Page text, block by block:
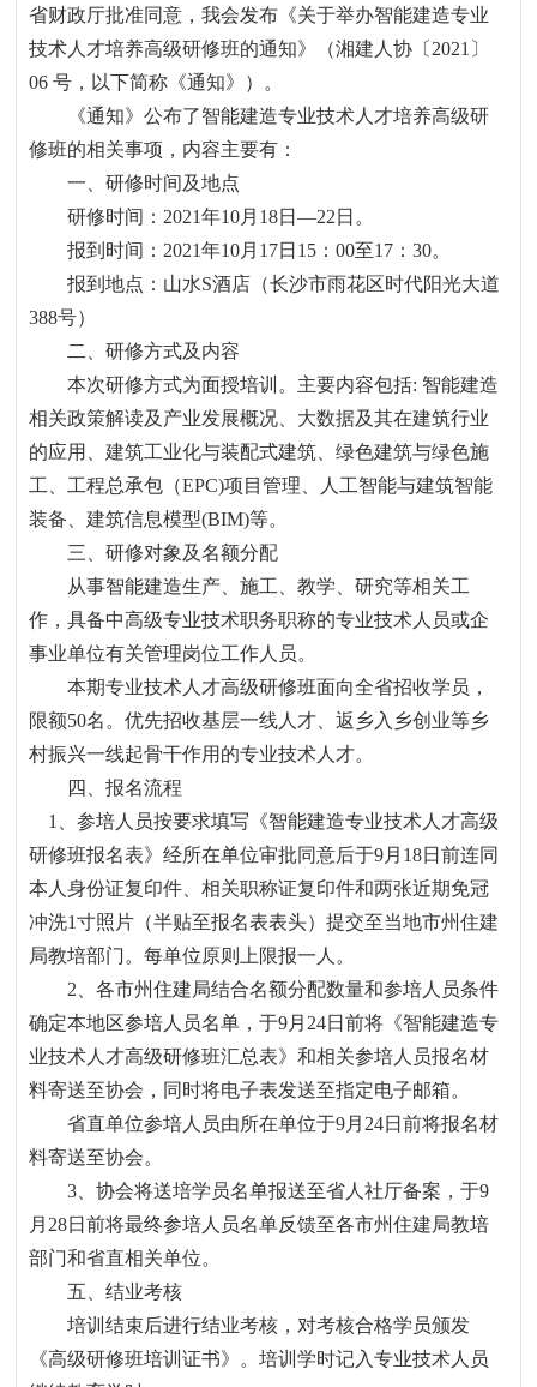
省财政厅批准同意，我会发布《关于举办智能建造专业
技术人才培养高级研修班的通知》（湘建人协〔 2021 〕
06号，以下简称《通知》）。
《通知》公布了智能建造专业技术人才培养高级研
修班的相关事项，内容主要有：
一、研修时间及地点
研修时间： 2021年10月 18日—22 日。
报到时间： 2021年10月 17日 15 ：00至17 ：30。
报到地点：山水S酒店（长沙市雨花区时代阳光大道
388号）
二、研修方式及内容
本次研修方式为面授培训。主要内容包括: 智能建造
相关政策解读及产业发展概况、大数据及其在建筑行业
的应用、建筑工业化与装配式建筑、绿色建筑与绿色施
工、工程总承包（EPC)项目管理、人工智能与建筑智能
装备、建筑信息模型(BIM)等。
三、研修对象及名额分配
从事智能建造生产、施工、教学、研究等相关工
作，具备中高级专业技术职务职称的专业技术人员或企
事业单位有关管理岗位工作人员。
本期专业技术人才高级研修班面向全省招收学员，
限额50名。优先招收基层一线人才、返乡入乡创业等乡
村振兴一线起骨干作用的专业技术人才。
四、报名流程
1
、参培人员按要求填写《智能建造专业技术人才高级
研修班报名表》经所在单位审批同意后于9月 18日前连同
本人身份证复印件、相关职称证复印件和两张近期免冠
冲洗1寸照片（半贴至报名表表头）提交至当地市州住建
局教培部门。每单位原则上限报一人。
2、各市州住建局结合名额分配数量和参培人员条件
确定本地区参培人员名单，于9月 24日前将《智能建造专
业技术人才高级研修班汇总表》和相关参培人员报名材
料寄送至协会，同时将电子表发送至指定电子邮箱。
省直单位参培人员由所在单位于9月 24日前将报名材
料寄送至协会。
3、协会将送培学员名单报送至省人社厅备案，于9
月 28日前将最终参培人员名单反馈至各市州住建局教培
部门和省直相关单位。
五、结业考核
培训结束后进行结业考核，对考核合格学员颁发
《高级研修班培训证书》。培训学时记入专业技术人员